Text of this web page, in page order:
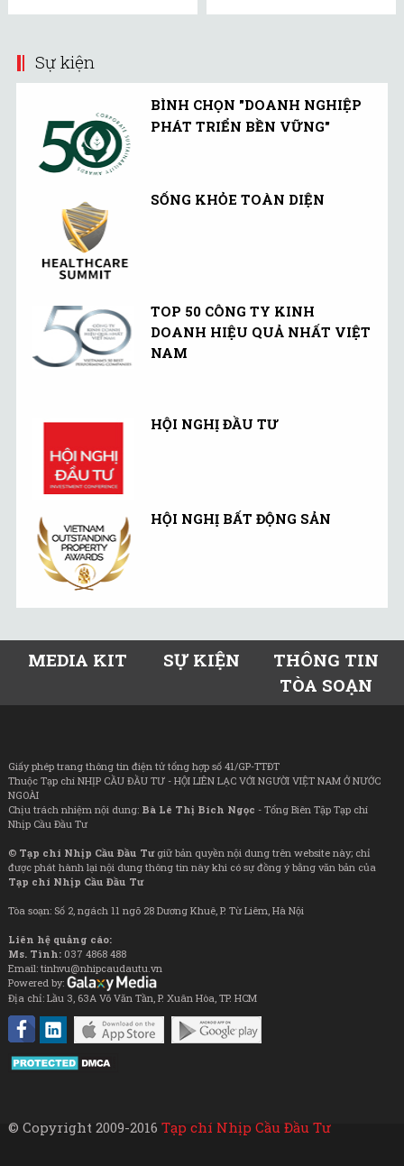
Sự kiện
BÌNH CHỌN "DOANH NGHIỆP
PHÁT TRIỂN BỀN VỮNG"
SỐNG KHỎE TOÀN DIỆN
TOP 50 CÔNG TY KINH
DOANH HIỆU QUẢ NHẤT VIỆT
NAM
HỘI NGHỊ ĐẦU TƯ
HỘI NGHỊ BẤT ĐỘNG SẢN
MEDIA KIT SỰ KIỆN
THÔNG TIN
TÒA SOẠN
Giấy phép trang thông tin điện tử tổng hợp số 41/GP-TTĐT
Thuộc Tạp chí NHỊP CẦU ĐẦU TƯ - HỘI LIÊN LẠC VỚI NGƯỜI VIỆT NAM Ở NƯỚC
NGOÀI
Chịu trách nhiệm nội dung: Bà Lê Thị Bích Ngọc - Tổng Biên Tập Tạp chí
Nhịp Cầu Đầu Tư
© Tạp chí Nhịp Cầu Đầu Tưgiữ bản quyền nội dung trên website này; chỉ
được phát hành lại nội dung thông tin này khi có sự đồng ý bằng văn bản của
Tạp chí Nhịp Cầu Đầu Tư
Tòa soạn: Số 2, ngách 11 ngõ 28 Dương Khuê, P. Từ Liêm, Hà Nội
Liên hệ quảng cáo:
Ms. Tình: 037 4868 488
Email: tinhvu@nhipcaudautu.vn
Powered by:
Địa chỉ: Lầu 3, 63A Võ Văn Tần, P. Xuân Hòa, TP. HCM
© Copyright 2009-2016 Tạp chí Nhịp Cầu Đầu Tư